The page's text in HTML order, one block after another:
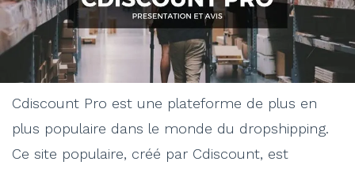
Cdiscount Pro est une plateforme de plus en
plus populaire dans le monde du dropshipping.
Ce site populaire, créé par Cdiscount, est